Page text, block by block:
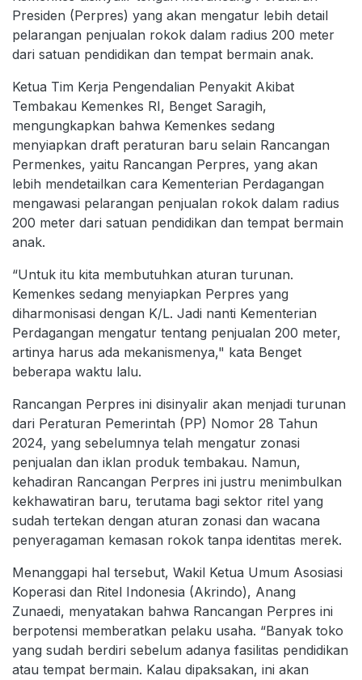
Presiden (Perpres) yang akan mengatur lebih detail
pelarangan penjualan rokok dalam radius 200 meter
dari satuan pendidikan dan tempat bermain anak.
Ketua Tim Kerja Pengendalian Penyakit Akibat
Tembakau Kemenkes RI, Benget Saragih,
mengungkapkan bahwa Kemenkes sedang
menyiapkan draft peraturan baru selain Rancangan
Permenkes, yaitu Rancangan Perpres, yang akan
lebih mendetailkan cara Kementerian Perdagangan
mengawasi pelarangan penjualan rokok dalam radius
200 meter dari satuan pendidikan dan tempat bermain
anak.
“Untuk itu kita membutuhkan aturan turunan.
Kemenkes sedang menyiapkan Perpres yang
diharmonisasi dengan K/L. Jadi nanti Kementerian
Perdagangan mengatur tentang penjualan 200 meter,
artinya harus ada mekanismenya," kata Benget
beberapa waktu lalu.
Rancangan Perpres ini disinyalir akan menjadi turunan
dari Peraturan Pemerintah (PP) Nomor 28 Tahun
2024, yang sebelumnya telah mengatur zonasi
penjualan dan iklan produk tembakau. Namun,
kehadiran Rancangan Perpres ini justru menimbulkan
kekhawatiran baru, terutama bagi sektor ritel yang
sudah tertekan dengan aturan zonasi dan wacana
penyeragaman kemasan rokok tanpa identitas merek.
Menanggapi hal tersebut, Wakil Ketua Umum Asosiasi
Koperasi dan Ritel Indonesia (Akrindo), Anang
Zunaedi, menyatakan bahwa Rancangan Perpres ini
berpotensi memberatkan pelaku usaha. “Banyak toko
yang sudah berdiri sebelum adanya fasilitas pendidikan
atau tempat bermain. Kalau dipaksakan, ini akan